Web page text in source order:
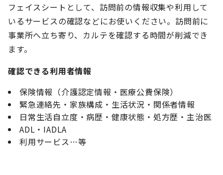
フェイスシートとして、訪問前の情報収集や利用して
いるサービスの確認などにお使いください。訪問前に
事業所へ立ち寄り、カルテを確認する時間が削減でき
ます。
確認できる利用者情報
保険情報（介護認定情報・医療公費保険）
緊急連絡先・家族構成・生活状況・関係者情報
日常生活自立度・病歴・健康状態・処方歴・主治医
ADL・IADLA
利用サービス…等